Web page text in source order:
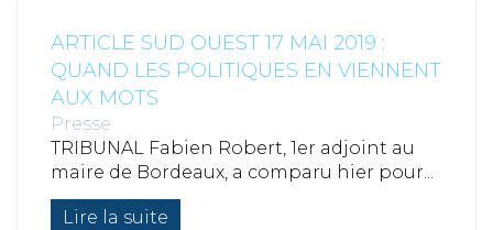
ARTICLE SUD OUEST 17 MAI 2019 :
QUAND LES POLITIQUES EN VIENNENT
AUX MOTS
Presse
TRIBUNAL Fabien Robert, 1er adjoint au
maire de Bordeaux, a comparu hier pour...
Lire la suite